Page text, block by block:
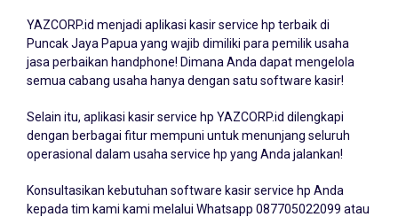
YAZCORP.id menjadi aplikasi kasir service hp terbaik di
Puncak Jaya Papua yang wajib dimiliki para pemilik usaha
jasa perbaikan handphone! Dimana Anda dapat mengelola
semua cabang usaha hanya dengan satu software kasir!
Selain itu, aplikasi kasir service hp YAZCORP.id dilengkapi
dengan berbagai fitur mempuni untuk menunjang seluruh
operasional dalam usaha service hp yang Anda jalankan!
Konsultasikan kebutuhan software kasir service hp Anda
kepada tim kami kami melalui Whatsapp 087705022099 atau